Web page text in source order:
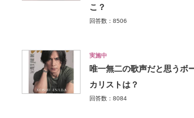
こ？
回答数：8506
実施中
唯一無二の歌声だと思うボ
カリストは？
回答数：8084